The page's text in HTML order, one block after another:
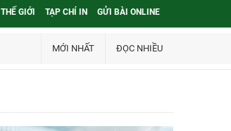
THẾ GIỚI TẠP CHÍ IN GỬI BÀI ONLINE
MỚI NHẤT ĐỌC NHIỀU